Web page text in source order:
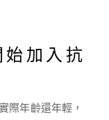
加入抗
際年齡還年輕，